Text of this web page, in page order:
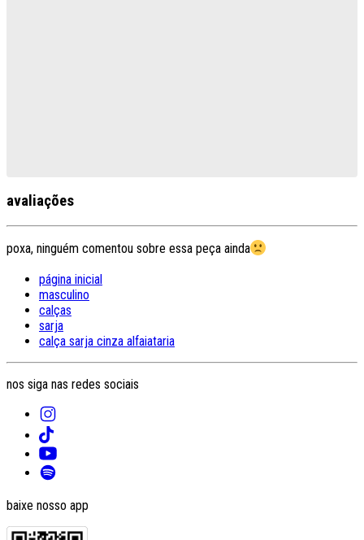
avaliações
poxa, ninguém comentou sobre essa peça ainda
página inicial
masculino
calças
sarja
calça sarja cinza alfaiataria
nos siga nas redes sociais
baixe nosso app